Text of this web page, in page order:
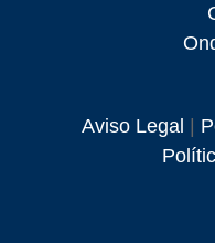
Aviso Legal |